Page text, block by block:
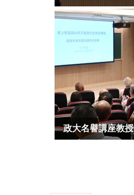
政大名譽講座教